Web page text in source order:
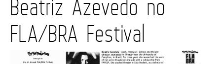
Beatriz Azevedo no
FLA/BRA Festival